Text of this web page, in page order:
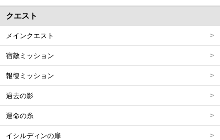
クエスト
メインクエスト
宿敵ミッション
報復ミッション
過去の影
運命の糸
イシルディンの扉